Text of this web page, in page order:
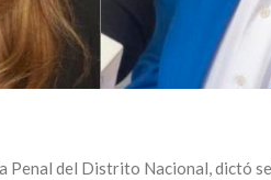
Penal del Distrito Nacional, dictó